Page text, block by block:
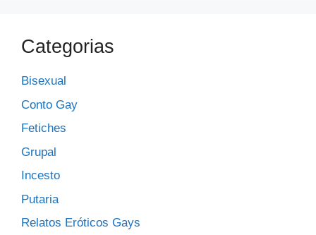
Categorias
Bisexual
Conto Gay
Fetiches
Grupal
Incesto
Putaria
Relatos Eróticos Gays